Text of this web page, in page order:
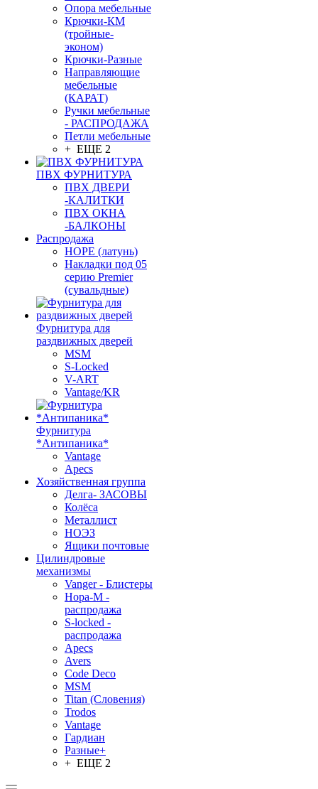
Опора мебельные
Крючки-КМ
(тройные-
эконом)
Крючки-Разные
Направляющие
мебельные
(КАРАТ)
Ручки мебельные
- РАСПРОДАЖА
Петли мебельные
+ ЕЩЕ 2
ПВХ ФУРНИТУРА
ПВХ ДВЕРИ
-КАЛИТКИ
ПВХ ОКНА
-БАЛКОНЫ
Распродажа
HOPE (латунь)
Накладки под 05
серию Premier
(сувальдные)
Фурнитура для
раздвижных дверей
MSM
S-Locked
V-ART
Vantage/KR
Фурнитура
*Антипаника*
Vantage
Apecs
Хозяйственная группа
Делга- ЗАСОВЫ
Колёса
Металлист
НОЭЗ
Ящики почтовые
Цилиндровые
механизмы
Vanger - Блистеры
Нора-М -
распродажа
S-locked -
распродажа
Apecs
Avers
Code Deco
MSM
Titan (Словения)
Trodos
Vantage
Гардиан
Разные+
+ ЕЩЕ 2